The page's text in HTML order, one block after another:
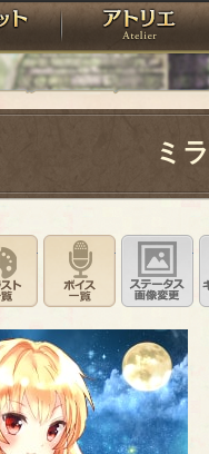
ローレット
ミ
オ一覧イラスト一覧ボイス一覧